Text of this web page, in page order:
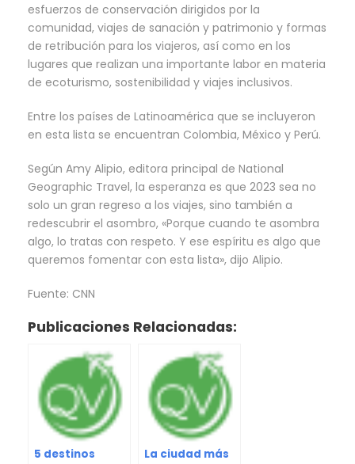
esfuerzos de conservación dirigidos por la
comunidad, viajes de sanación y patrimonio y formas
de retribución para los viajeros, así como en los
lugares que realizan una importante labor en materia
de ecoturismo, sostenibilidad y viajes inclusivos.
Entre los países de Latinoamérica que se incluyeron
en esta lista se encuentran Colombia, México y Perú.
Según Amy Alipio, editora principal de National
Geographic Travel, la esperanza es que 2023 sea no
solo un gran regreso a los viajes, sino también a
redescubrir el asombro, «Porque cuando te asombra
algo, lo tratas con respeto. Y ese espíritu es algo que
queremos fomentar con esta lista», dijo Alipio.
Fuente: CNN
Publicaciones Relacionadas:
5 destinos
La ciudad más